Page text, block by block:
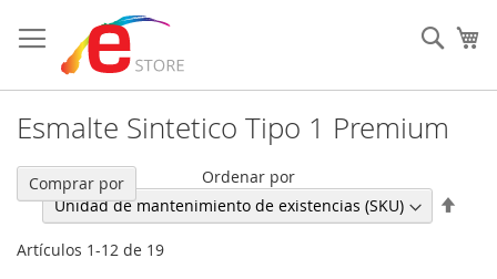
al
contenido
Esmalte Sintetico Tipo 1 Premium
Artículos 1-12 de 19
Ordenar por
Comprar por